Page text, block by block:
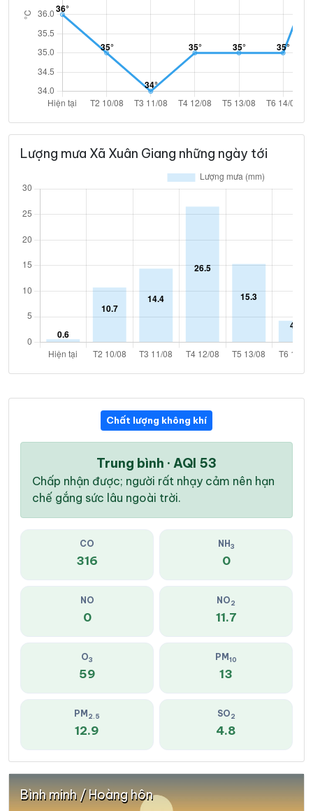
Lượng mưa Xã Xuân Giang những ngày tới
Chất lượng không khí
Trung bình · AQI 53
Chấp nhận được; người rất nhạy cảm nên hạn
chế gắng sức lâu ngoài trời.
CO
316
NH 3
0
NO
0
NO2
11.7
O3
59
PM 10
13
PM 2.5
12.9
SO2
4.8
Bình minh / Hoàng hôn